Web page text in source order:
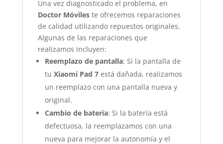
Una vez diagnosticado el problema, en
Doctor Móvileste ofrecemos reparaciones
de calidad utilizando repuestos originales.
Algunas de las reparaciones que
realizamos incluyen:
Reemplazo de pantalla: Si la pantalla de
tu Xiaomi Pad 7está dañada, realizamos
un reemplazo con una pantalla nueva y
original.
Cambio de batería: Si la batería está
defectuosa, la reemplazamos con una
nueva para mejorar la autonomía y el